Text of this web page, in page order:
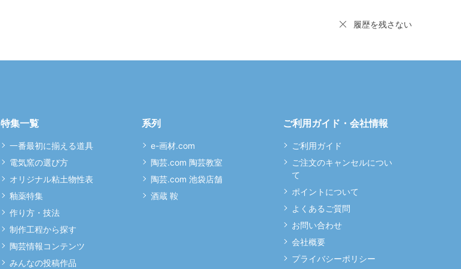
履歴を残さない
特集一覧
一番最初に揃える道具
電気窯の選び方
オリジナル粘土物性表
釉薬特集
作り方・技法
制作工程から探す
陶芸情報コンテンツ
みんなの投稿作品
系列
e-画材.com
陶芸.com 陶芸教室
陶芸.com 池袋店舗
酒蔵 鞍
ご利用ガイド・会社情報
ご利用ガイド
ご注文のキャンセルについ
て
ポイントについて
よくあるご質問
お問い合わせ
会社概要
プライバシーポリシー